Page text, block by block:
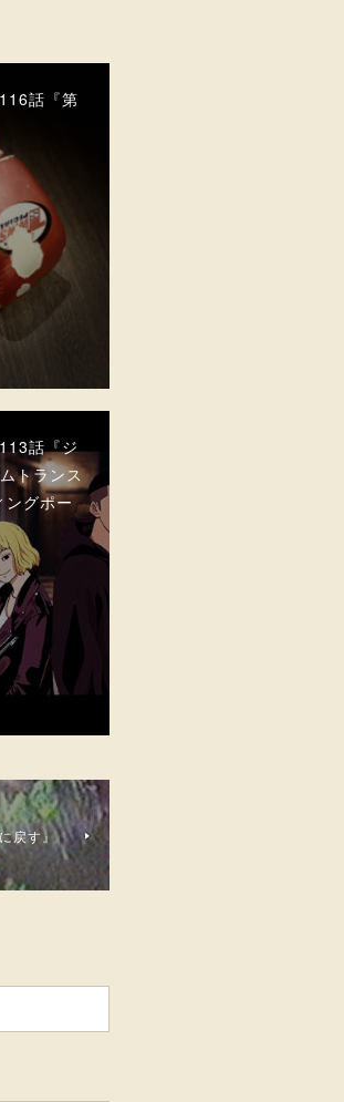
話『第
話『ジ
トランス
ングポー
戻す』